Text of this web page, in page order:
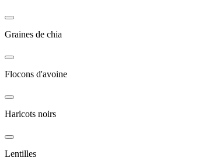
Graines de chia
Flocons d'avoine
Haricots noirs
Lentilles